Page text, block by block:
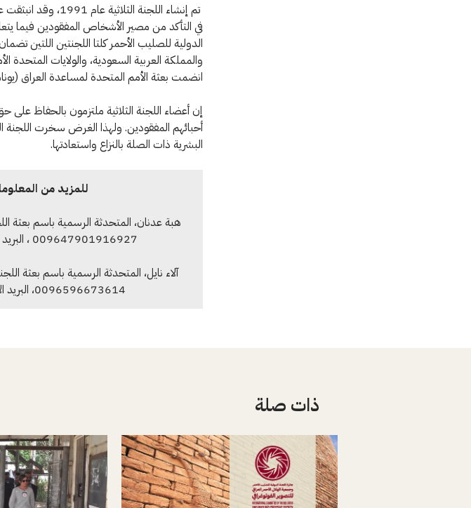
الدولية للصليب الأحمر كلتا اللجنتين اللتين
والمملكة العربية السعودية، والولايات المتحدة
انضمت بعثة الأمم المتحدة لمساعدة العراق (يونامي) في عام
إن أعضاء اللجنة الثلاثية ملتزمون بالحفاظ
أحبائهم المفقودين. ولهذا الغرض سخرت اللجنة
البشرية ذات الصلة بالنزاع واستعادتها.
للمزيد من
هبة عدنان، المتحدثة الرسمية باسم بعثة
009647901916927 ، البريد الإلكتروني:
آلاء نايل، المتحدثة الرسمية باسم بعثة
0096596673614، البريد الإلكتروني:
ذات صلة